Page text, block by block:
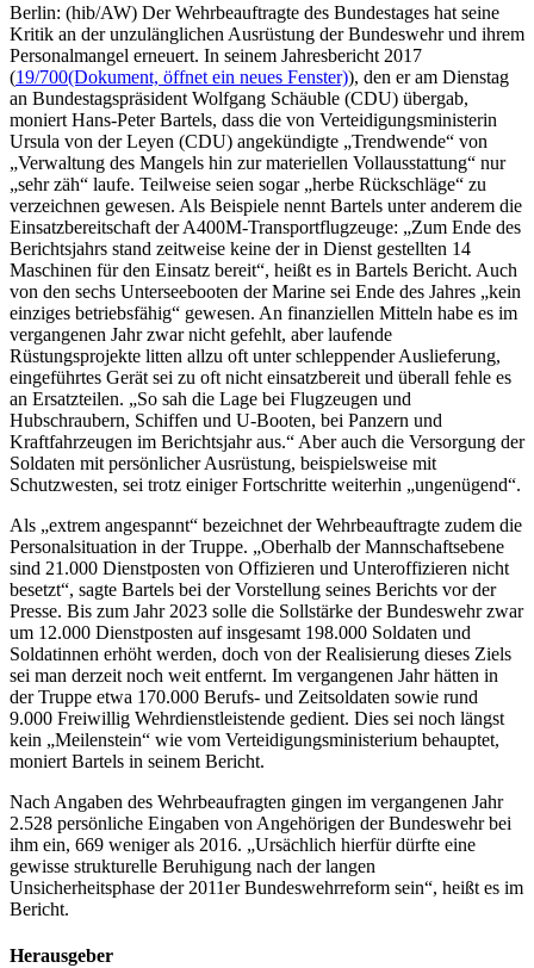
Berlin: (hib/AW) Der Wehrbeauftragte des Bundestages hat seine
Kritik an der unzulänglichen Ausrüstung der Bundeswehr und ihrem
Personalmangel erneuert. In seinem Jahresbericht 2017
(19/700(Dokument, öffnet ein neues Fenster)), den er am Dienstag
an Bundestagspräsident Wolfgang Schäuble (CDU) übergab,
moniert Hans-Peter Bartels, dass die von Verteidigungsministerin
Ursula von der Leyen (CDU) angekündigte „Trendwende“ von
„Verwaltung des Mangels hin zur materiellen Vollausstattung“ nur
„sehr zäh“ laufe. Teilweise seien sogar „herbe Rückschläge“ zu
verzeichnen gewesen. Als Beispiele nennt Bartels unter anderem die
Einsatzbereitschaft der A400M-Transportflugzeuge: „Zum Ende des
Berichtsjahrs stand zeitweise keine der in Dienst gestellten 14
Maschinen für den Einsatz bereit“, heißt es in Bartels Bericht. Auch
von den sechs Unterseebooten der Marine sei Ende des Jahres „kein
einziges betriebsfähig“ gewesen. An finanziellen Mitteln habe es im
vergangenen Jahr zwar nicht gefehlt, aber laufende
Rüstungsprojekte litten allzu oft unter schleppender Auslieferung,
eingeführtes Gerät sei zu oft nicht einsatzbereit und überall fehle es
an Ersatzteilen. „So sah die Lage bei Flugzeugen und
Hubschraubern, Schiffen und U-Booten, bei Panzern und
Kraftfahrzeugen im Berichtsjahr aus.“ Aber auch die Versorgung der
Soldaten mit persönlicher Ausrüstung, beispielsweise mit
Schutzwesten, sei trotz einiger Fortschritte weiterhin „ungenügend“.
Als „extrem angespannt“ bezeichnet der Wehrbeauftragte zudem die
Personalsituation in der Truppe. „Oberhalb der Mannschaftsebene
sind 21.000 Dienstposten von Offizieren und Unteroffizieren nicht
besetzt“, sagte Bartels bei der Vorstellung seines Berichts vor der
Presse. Bis zum Jahr 2023 solle die Sollstärke der Bundeswehr zwar
um 12.000 Dienstposten auf insgesamt 198.000 Soldaten und
Soldatinnen erhöht werden, doch von der Realisierung dieses Ziels
sei man derzeit noch weit entfernt. Im vergangenen Jahr hätten in
der Truppe etwa 170.000 Berufs- und Zeitsoldaten sowie rund
9.000 Freiwillig Wehrdienstleistende gedient. Dies sei noch längst
kein „Meilenstein“ wie vom Verteidigungsministerium behauptet,
moniert Bartels in seinem Bericht.
Nach Angaben des Wehrbeaufragten gingen im vergangenen Jahr
2.528 persönliche Eingaben von Angehörigen der Bundeswehr bei
ihm ein, 669 weniger als 2016. „Ursächlich hierfür dürfte eine
gewisse strukturelle Beruhigung nach der langen
Unsicherheitsphase der 2011er Bundeswehrreform sein“, heißt es im
Bericht.
Herausgeber